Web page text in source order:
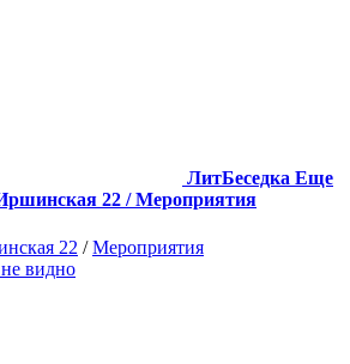
ЛитБеседка Еще
22 / Мероприятия
22 /Мероприятия